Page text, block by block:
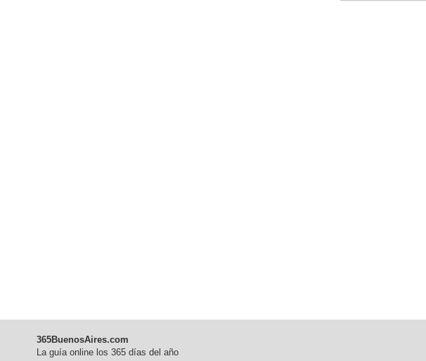
365BuenosAires.com
La guía online los 365 días del año